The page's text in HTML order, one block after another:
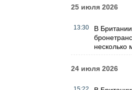
25 июля 2026
13:30
В
несколько
24 июля 2026